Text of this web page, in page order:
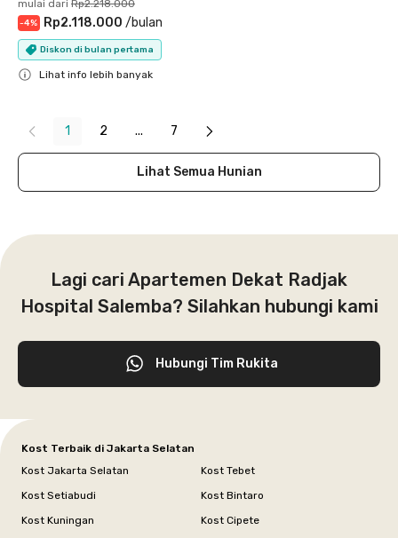
mulai dari Rp2.218.000
-4% Rp2.118.000 /bulan
Diskon di bulan pertama
Lihat info lebih banyak
1 2 ... 7
Lihat Semua Hunian
Lagi cari Apartemen Dekat Radjak
Hospital Salemba? Silahkan hubungi kami
Hubungi Tim Rukita
Kost Terbaik di Jakarta Selatan
Kost Jakarta Selatan
Kost Tebet
Kost Setiabudi
Kost Bintaro
Kost Kuningan
Kost Cipete